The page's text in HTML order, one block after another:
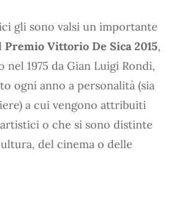
gli sono valsi un importante
Premio Vittorio De Sica 2015,
1975 da Gian Luigi Rondi,
ogni anno a personalità (sia
a cui vengono attribuiti
o che si sono distinte
del cinema o delle